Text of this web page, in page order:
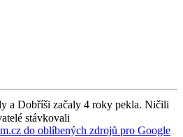
a Dobříši začaly 4 roky pekla. Ničili
stávkovali
do oblíbených zdrojů pro Google